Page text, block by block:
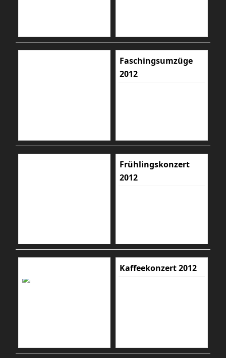
Faschingsumzüge
2012
Frühlingskonzert
2012
Kaffeekonzert 2012